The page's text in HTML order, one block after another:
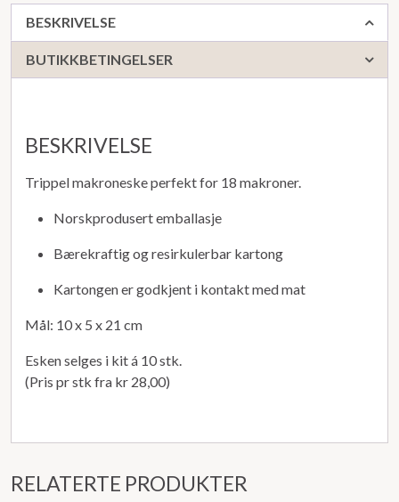
BESKRIVELSE
BUTIKKBETINGELSER
BESKRIVELSE
Trippel makroneske perfekt for 18 makroner.
Norskprodusert emballasje
Bærekraftig og resirkulerbar kartong
Kartongen er godkjent i kontakt med mat
Mål: 10 x 5 x 21 cm
Esken selges i kit á 10 stk.
(Pris pr stk fra kr 28,00)
RELATERTE PRODUKTER